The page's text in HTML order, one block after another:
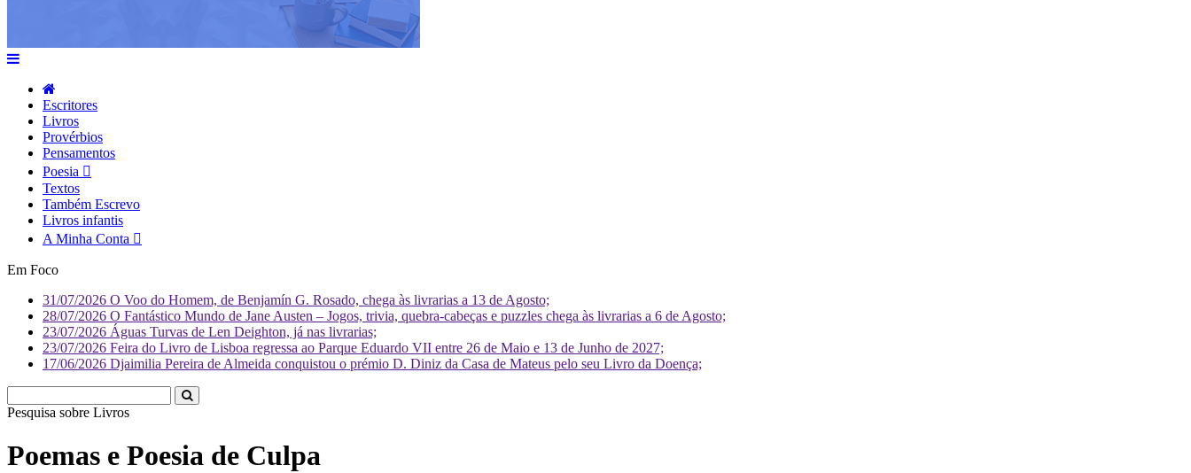
Escritores
Livros
Provérbios
Pensamentos
Poesia
Textos
Também Escrevo
Livros infantis
A Minha Conta
Em Foco
31/07/2026 O Voo do Homem, de Benjamín G. Rosado, chega às livrarias a 13 de Agosto;
28/07/2026 O Fantástico Mundo de Jane Austen – Jogos, trivia, quebra-cabeças e puzzles chega às livrarias a 6 de Agosto;
23/07/2026 Águas Turvas de Len Deighton, já nas livrarias;
23/07/2026 Feira do Livro de Lisboa regressa ao Parque Eduardo VII entre 26 de Maio e 13 de Junho de 2027;
17/06/2026 Djaimilia Pereira de Almeida conquistou o prémio D. Diniz da Casa de Mateus pelo seu Livro da Doença;
Pesquisa sobre L
Poemas e Poesia de Culpa